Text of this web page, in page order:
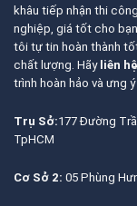
khâu tiếp nhận thi
nghiệp, giá tốt cho
tôi tự tin hoàn thành
chất lượng. Hãy liên
trình hoàn hảo và ưng ý
Trụ Sở:177 Đường
TpHCM
Cơ Sở 2: 05 Phùng